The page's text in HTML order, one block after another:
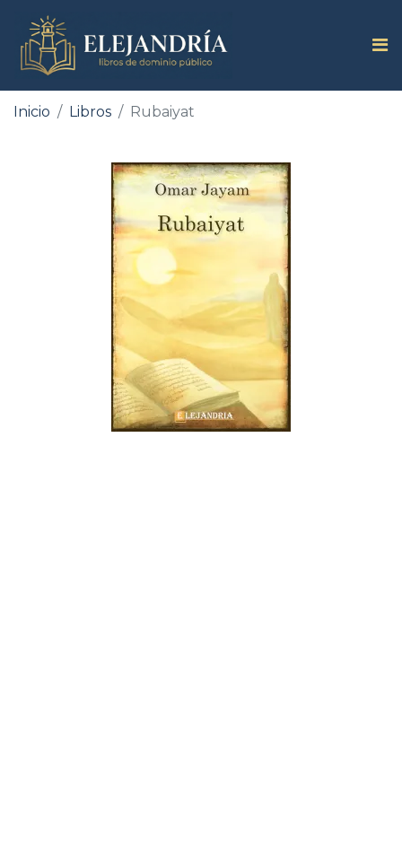
Inicio Libros Rubaiyat